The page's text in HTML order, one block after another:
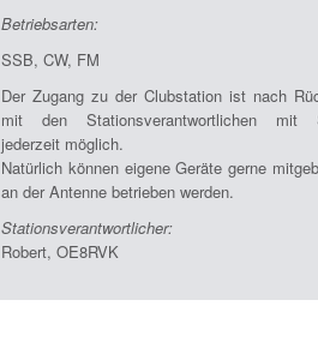
Betriebsarten:
SSB, CW, FM
Der Zugang zu der Clubstation ist nach
mit den Stationsverantwortlichen mit
jederzeit möglich.
Natürlich können eigene Geräte gerne
an der Antenne betrieben werden.
Stationsverantwortlicher:
Robert, OE8RVK